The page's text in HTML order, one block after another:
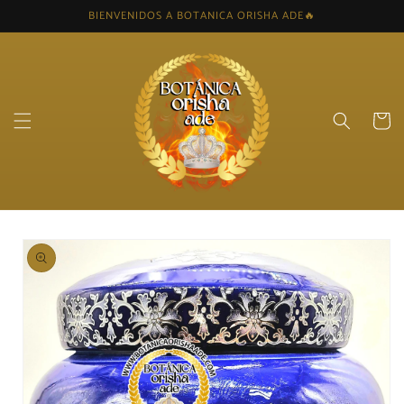
content
BIENVENIDOS A BOTANICA ORISHA ADE🔥
Cart
Skip to
product
information